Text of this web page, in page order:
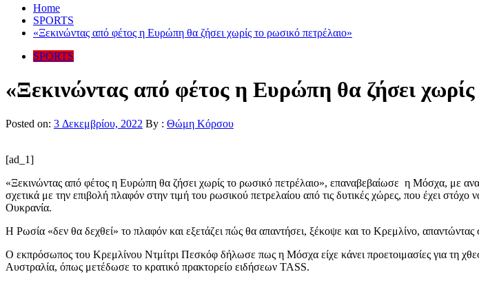
Home
SPORTS
«Ξεκινώντας από φέτος η Ευρώπη θα ζήσει χωρίς το ρωσικό πετρέλαιο»
SPORTS
«Ξεκινώντας από φέτος η Ευρώπη θα ζήσει
Posted on: 3 Δεκεμβρίου, 2022 By : Θώμη Κόρσου
[ad_1]
«Ξεκινώντας από φέτος η Ευρώπη θα ζήσει χωρίς το ρωσικό πετρέλαιο», επαναβεβαίωσε η Μόσχα, με
σχετικά με την επιβολή πλαφόν στην τιμή του ρωσικού πετρελαίου από τις δυτικές χώρες, που έχει
Ουκρανία.
Η Ρωσία «δεν θα δεχθεί» το πλαφόν και εξετάζει πώς θα απαντήσει, ξέκοψε και το Κρεμλίνο,
Ο εκπρόσωπος του Κρεμλίνου Ντμίτρι Πεσκόφ δήλωσε πως η Μόσχα είχε κάνει προετοιμασίες για τη
Αυστραλία, όπως μετέδωσε το κρατικό πρακτορείο ειδήσεων TASS.